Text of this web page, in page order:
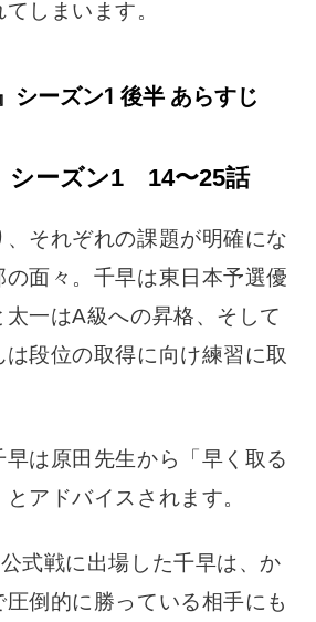
しまいます。
シーズン1 後半 あらすじ
シーズン1 14〜25話
それぞれの課題が明確にな
の面々。千早は東日本予選優
一はA級への昇格、そして
段位の取得に向け練習に取
は原田先生から「早く取る
アドバイスされます。
式戦に出場した千早は、か
倒的に勝っている相手にも